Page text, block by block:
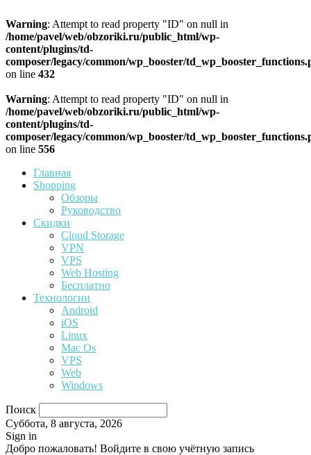
Warning: Attempt to read property "ID" on null in
/home/pavel/web/obzoriki.ru/public_html/wp-
content/plugins/td-
composer/legacy/common/wp_booster/
on line 432
Warning: Attempt to read property "ID" on null in
/home/pavel/web/obzoriki.ru/public_html/wp-
content/plugins/td-
composer/legacy/common/wp_booster/
on line 556
Главная
Shopping
Обзоры
Руководство
Скидки
Cloud Storage
VPN
VPS
Web Hosting
Бесплатно
Технологии
Android
iOS
Linux
Mac Os
VPS
Web
Windows
Поиск
Суббота, 8 августа, 2026
Sign in
Добро пожаловать! Войдите в свою учётную запись